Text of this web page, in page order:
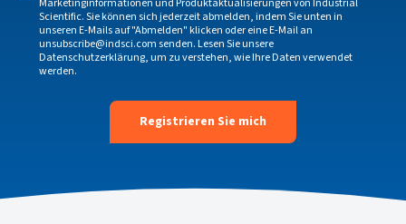
Scientific. Sie können sich jederzeit abmelden, indem Sie unten in
unseren E-Mails auf "Abmelden" klicken oder eine E-Mail an
unsubscribe@indsci.comsenden. Lesen Sie unsere
Datenschutzerklärung, um zu verstehen, wie Ihre Daten verwendet
werden.